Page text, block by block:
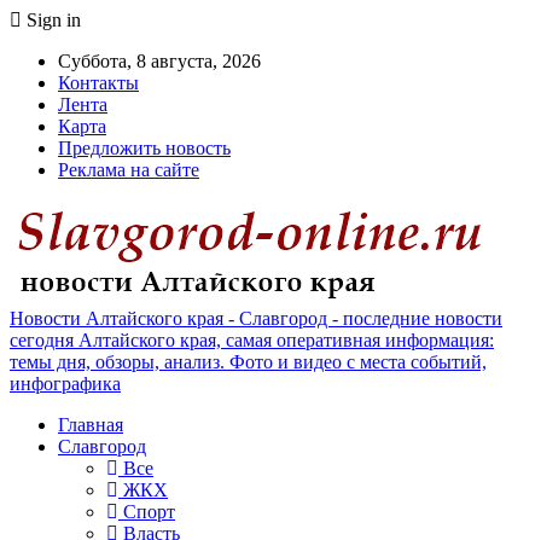
Sign in
Суббота, 8 августа, 2026
Контакты
Лента
Карта
Предложить новость
Реклама на сайте
Новости Алтайского края - Славгород - последние новости
сегодня Алтайского края, самая оперативная информация:
темы дня, обзоры, анализ. Фото и видео с места событий,
инфографика
Главная
Славгород
Все
ЖКХ
Спорт
Власть